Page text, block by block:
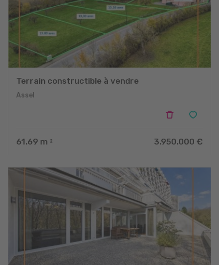
Terrain constructible à vendre
Assel
61.69 m 2 3.950.000 €